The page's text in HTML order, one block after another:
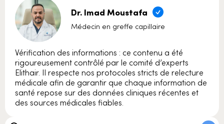
Dr. Imad Moustafa
Médecin en greffe capillaire
Vérification des informations : ce contenu a été
rigoureusement contrôlé par le comité d’experts
Elithair. Il respecte nos protocoles stricts de relecture
médicale afin de garantir que chaque information de
santé repose sur des données cliniques récentes et
des sources médicales fiables.